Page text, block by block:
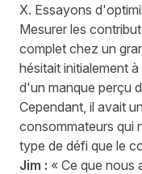
X. Essayons
Mesurer les
complet chez un
hésitait initialement
d'un manque perçu
Cependant, il avait
consommateurs qui
type de défi que le
Jim : « Ce que nous